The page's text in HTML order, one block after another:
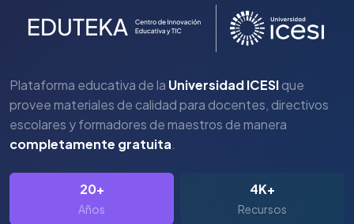
Plataforma educativa de la Universidad ICESIque
provee materiales de calidad para docentes, directivos
escolares y formadores de maestros de manera
completamente gratuita.
20+
Años
4K+
Recursos